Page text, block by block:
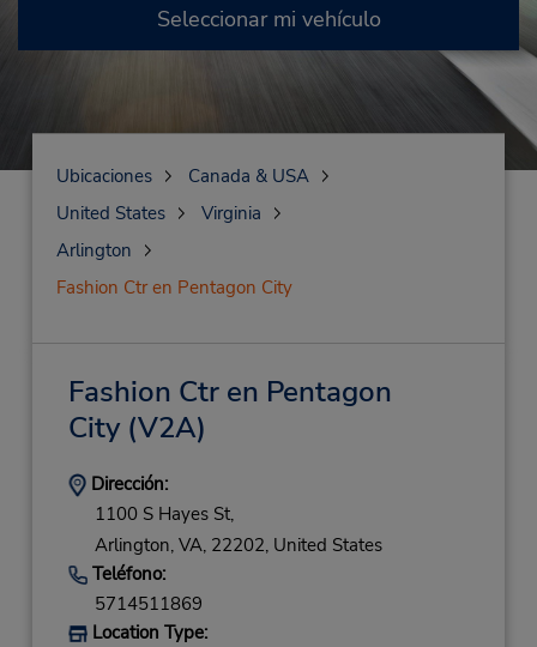
Seleccionar mi vehículo
Ubicaciones
Canada & USA
United States
Virginia
Arlington
Fashion Ctr en Pentagon City
Fashion Ctr en Pentagon
City(V2A)
Dirección:
1100 S Hayes St,
Arlington, VA, 22202, United States
Teléfono:
5714511869
Location Type: